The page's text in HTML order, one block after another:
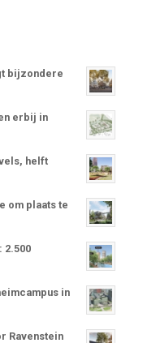
bijzondere
erbij in
helft
om plaats te
2.500
in
Ravenstein